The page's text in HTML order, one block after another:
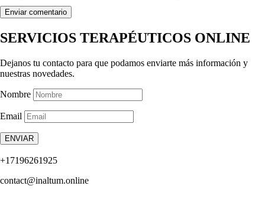
SERVICIOS TERAPÉUTICOS ONLINE
Dejanos tu contacto para que podamos enviarte más información y
nuestras novedades.
Nombre
Email
ENVIAR
+17196261925
contact@inaltum.online